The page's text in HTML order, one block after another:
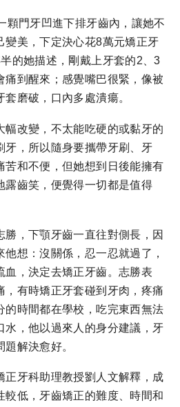
顆門牙凹進下排牙齒內，讓她不
變美，下定決心花8萬元矯正牙
的她描述，剛戴上牙套的2、3
痛到醒來；感覺嘴巴很緊，像被
磨破，口內多處潰瘍。
幅改變，不太能吃硬的或黏牙的
牙，所以隨身要攜帶牙刷、牙
苦和不便，但她想到日後能擁有
露齒笑，便覺得一切都是值得
，下顎牙齒一直往對側長，因
想：沒關係，忍一忍就過了，
血，決定去矯正牙齒。志勝表
，有時矯正牙套碰到牙肉，疼痛
的時間都在學校，吃完東西無法
水，他以過來人的身分建議，牙
解決愈好。
正牙科助理教授劉人文解釋，成
較低，牙齒矯正的難度、時間和